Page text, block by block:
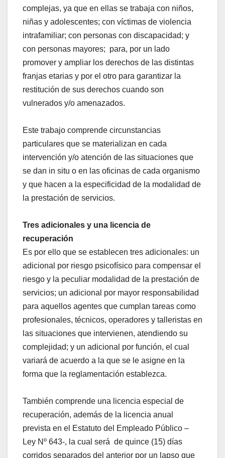
complejas, ya que en ellas se trabaja con niños,
niñas y adolescentes; con víctimas de violencia
intrafamiliar; con personas con discapacidad; y
con personas mayores; para, por un lado
promover y ampliar los derechos de las distintas
franjas etarias y por el otro para garantizar la
restitución de sus derechos cuando son
vulnerados y/o amenazados.
Este trabajo comprende circunstancias
particulares que se materializan en cada
intervención y/o atención de las situaciones que
se dan in situ o en las oficinas de cada organismo
y que hacen a la especificidad de la modalidad de
la prestación de servicios.
Tres adicionales y una licencia de
recuperación
Es por ello que se establecen tres adicionales: un
adicional por riesgo psicofísico para compensar el
riesgo y la peculiar modalidad de la prestación de
servicios; un adicional por mayor responsabilidad
para aquellos agentes que cumplan tareas como
profesionales, técnicos, operadores y talleristas en
las situaciones que intervienen, atendiendo su
complejidad; y un adicional por función, el cual
variará de acuerdo a la que se le asigne en la
forma que la reglamentación establezca.
También comprende una licencia especial de
recuperación, además de la licencia anual
prevista en el Estatuto del Empleado Público –
Ley Nº 643-, la cual será de quince (15) días
corridos separados del anterior por un lapso que